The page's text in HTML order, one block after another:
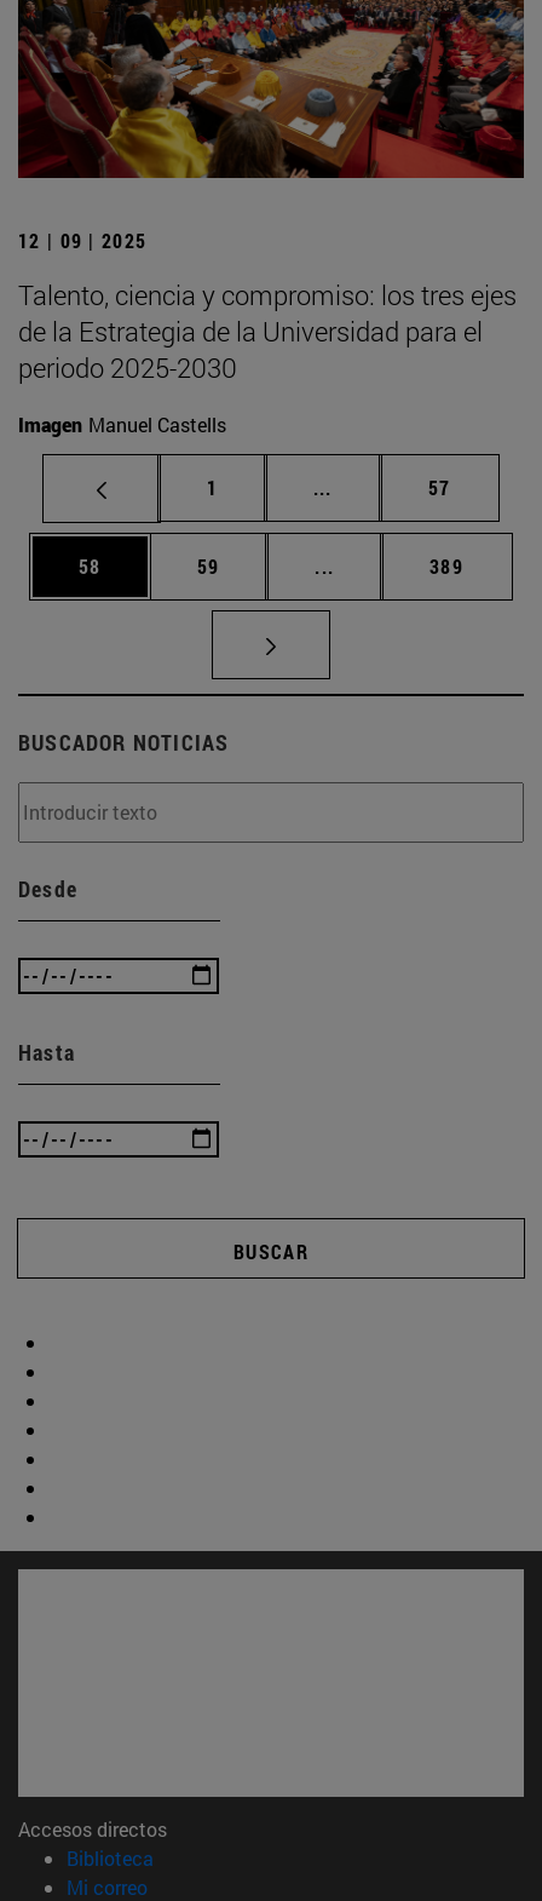
12 | 09 | 2025
Talento, ciencia y compromiso: los tres ejes
de la Estrategia de la Universidad para el
periodo 2025-2030
Imagen Manuel Castells
Página
1 ... Páginas intermedias
Página
57
Página
58 Página
59 ... Páginas intermedias
Página
389
BUSCADOR NOTICIAS
Desde
Hasta
BUSCAR
Accesos directos
Biblioteca
Mi correo(abre en nueva ventana)